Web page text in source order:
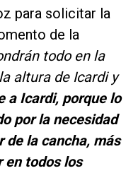
para solicitar la
de la
todo en la
altura de Icardi y
a Icardi, porque lo
por la necesidad
de la cancha, más
en todos los